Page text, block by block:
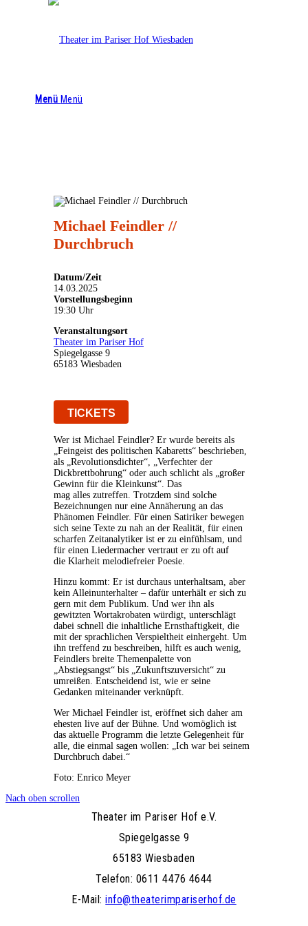
Menü Menü
Michael Feindler //
Durchbruch
Datum/Zeit
14.03.2025
Vorstellungsbeginn
19:30 Uhr
Veranstaltungsort
Theater im Pariser Hof
Spiegelgasse 9
65183 Wiesbaden
TICKETS
Wer ist Michael Feindler? Er wurde bereits als
„Feingeist des politischen Kabaretts“ beschrieben,
als „Revolutionsdichter“, „Verfechter der
Dickbrettbohrung“ oder auch schlicht als „großer
Gewinn für die Kleinkunst“. Das
mag alles zutreffen. Trotzdem sind solche
Bezeichnungen nur eine Annäherung an das
Phänomen Feindler. Für einen Satiriker bewegen
sich seine Texte zu nah an der Realität, für einen
scharfen Zeitanalytiker ist er zu einfühlsam, und
für einen Liedermacher vertraut er zu oft auf
die Klarheit melodiefreier Poesie.
Hinzu kommt: Er ist durchaus unterhaltsam, aber
kein Alleinunterhalter – dafür unterhält er sich zu
gern mit dem Publikum. Und wer ihn als
gewitzten Wortakrobaten würdigt, unterschlägt
dabei schnell die inhaltliche Ernsthaftigkeit, die
mit der sprachlichen Verspieltheit einhergeht. Um
ihn treffend zu beschreiben, hilft es auch wenig,
Feindlers breite Themenpalette von
„Abstiegsangst“ bis „Zukunftszuversicht“ zu
umreißen. Entscheidend ist, wie er seine
Gedanken miteinander verknüpft.
Wer Michael Feindler ist, eröffnet sich daher am
ehesten live auf der Bühne. Und womöglich ist
das aktuelle Programm die letzte Gelegenheit für
alle, die einmal sagen wollen: „Ich war bei seinem
Durchbruch dabei.“
Foto: Enrico Meyer
Theater im Pariser Hof e.V.
Spiegelgasse 9
65183 Wiesbaden
Telefon: 0611 4476 4644
E-Mail:info@theaterimpariserhof.de
Nach oben scrollen